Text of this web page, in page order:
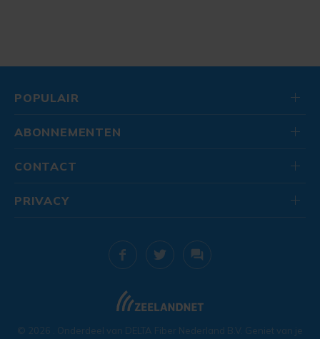
POPULAIR
ABONNEMENTEN
CONTACT
© 2026 . Onderdeel van DELTA Fiber Nederland B.V. Geniet van je
PRIVACY